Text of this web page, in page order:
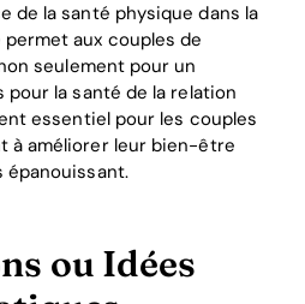
de la santé physique dans la
aux couples de
seulement pour un
la santé de la relation
essentiel pour les couples
à améliorer leur bien-être
épanouissant.
ou Idées